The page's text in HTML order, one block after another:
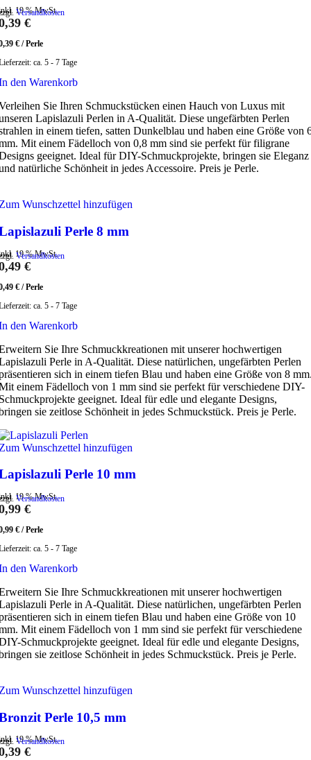
19 % MwSt.
Versandkosten
€
€ /Perle
ca. 5 - 7 Tage
den Warenkorb
Sie Ihren Schmuckstücken einen Hauch von Luxus mit
Lapislazuli Perlen in A-Qualität. Diese ungefärbten Perlen
in einem tiefen, satten Dunkelblau und haben eine Größe von
Mit einem Fädelloch von 0,8 mm sind sie perfekt für filigrane
geeignet. Ideal für DIY-Schmuckprojekte, bringen sie Eleganz
natürliche Schönheit in jedes Accessoire. Preis je Perle.
Wunschzettel hinzufügen
Perle 8 mm
19 % MwSt.
Versandkosten
€
€ /Perle
ca. 5 - 7 Tage
den Warenkorb
Sie Ihre Schmuckkreationen mit unserer hochwertigen
Perle in A-Qualität. Diese natürlichen, ungefärbten Perlen
sich in einem tiefen Blau und haben eine Größe von 8
einem Fädelloch von 1 mm sind sie perfekt für verschiedene DIY-
geeignet. Ideal für edle und elegante Designs,
sie zeitlose Schönheit in jedes Schmuckstück. Preis je Perle.
Wunschzettel hinzufügen
Perle 10 mm
19 % MwSt.
Versandkosten
€
€ /Perle
ca. 5 - 7 Tage
den Warenkorb
Sie Ihre Schmuckkreationen mit unserer hochwertigen
Perle in A-Qualität. Diese natürlichen, ungefärbten Perlen
sich in einem tiefen Blau und haben eine Größe von 10
Mit einem Fädelloch von 1 mm sind sie perfekt für verschiedene
Schmuckprojekte geeignet. Ideal für edle und elegante Designs,
sie zeitlose Schönheit in jedes Schmuckstück. Preis je Perle.
Wunschzettel hinzufügen
Perle 10,5 mm
19 % MwSt.
Versandkosten
€